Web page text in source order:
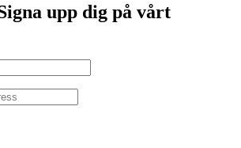
upp dig på vårt